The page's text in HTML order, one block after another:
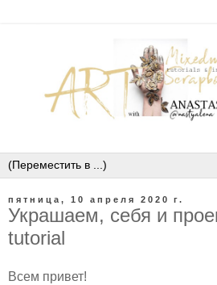
пятница, 10 апреля 2020 г.
Украшаем, себя и
tutorial
Всем привет!